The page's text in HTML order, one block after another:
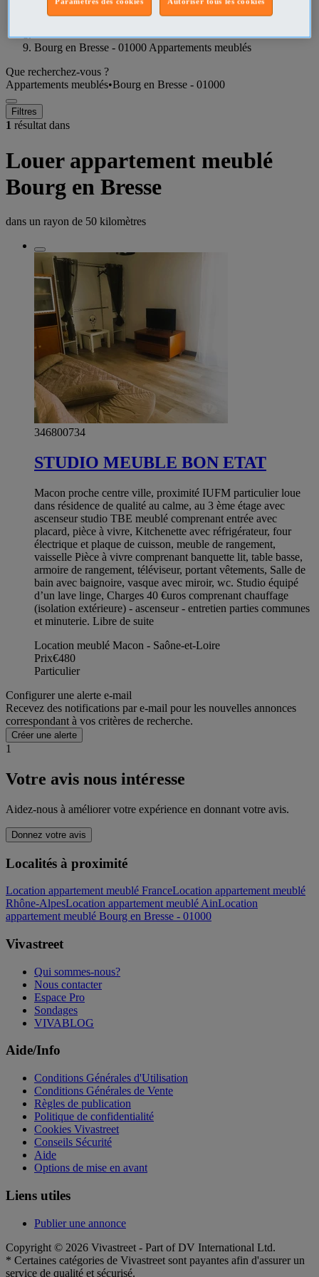
Bourg en Bresse - 01000 Appartements meublés
Que recherchez-vous ?
Appartements meublés•Bourg en Bresse - 01000
Filtres
1 résultat dans
Louer appartement meublé
Bourg en Bresse
dans un rayon de 50 kilomètres
346800734
STUDIO MEUBLE BON ETAT
Macon proche centre ville, proximité IUFM particulier loue
dans résidence de qualité au calme, au 3 ème étage avec
ascenseur studio TBE meublé comprenant entrée avec
placard, pièce à vivre, Kitchenette avec réfrigérateur, four
électrique et plaque de cuisson, meuble de rangement,
vaisselle Pièce à vivre comprenant banquette lit, table basse,
armoire de rangement, téléviseur, portant vêtements, Salle de
bain avec baignoire, vasque avec miroir, wc. Studio équipé
d’un lave linge, Charges 40 €uros comprenant chauffage
(isolation extérieure) - ascenseur - entretien parties communes
et minuterie. Libre de suite
Location meublé Macon - Saône-et-Loire
Prix€480
Particulier
Configurer une alerte e-mail
Recevez des notifications par e-mail pour les nouvelles annonces
correspondant à vos critères de recherche.
Créer une alerte
1
Votre avis nous intéresse
Aidez-nous à améliorer votre expérience en donnant votre avis.
Donnez votre avis
Localités à proximité
Location appartement meublé FranceLocation appartement meublé
Rhône-AlpesLocation appartement meublé AinLocation
appartement meublé Bourg en Bresse - 01000
Vivastreet
Qui sommes-nous?
Nous contacter
Espace Pro
Sondages
VIVABLOG
Aide/Info
Conditions Générales d'Utilisation
Conditions Générales de Vente
Règles de publication
Politique de confidentialité
Cookies Vivastreet
Conseils Sécurité
Aide
Options de mise en avant
Liens utiles
Publier une annonce
Copyright © 2026 Vivastreet - Part of DV International Ltd.
* Certaines catégories de Vivastreet sont payantes afin d'assurer un
service de qualité et sécurisé.